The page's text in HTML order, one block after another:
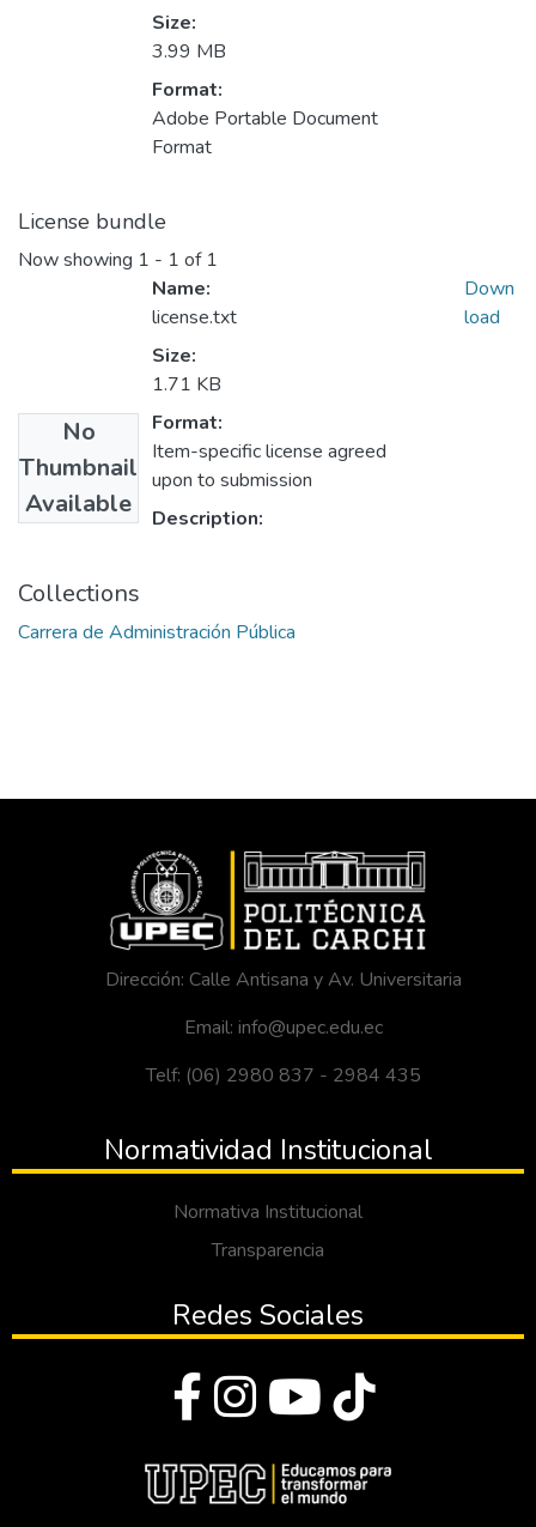
Size:
3.99 MB
Format:
Adobe Portable Document
Format
License bundle
Now showing 1 - 1 of 1
No
Thumbnail
Available
Name:
license.txt
Size:
1.71 KB
Format:
Item-specific license agreed
upon to submission
Description:
Down
load
Collections
Carrera de Administración Pública
Dirección: Calle Antisana y Av. Universitaria
Email: info@upec.edu.ec
Telf: (06) 2980 837 - 2984 435
Normatividad Institucional
Normativa Institucional
Transparencia
Redes Sociales